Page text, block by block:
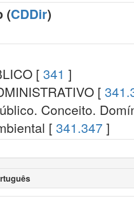
(CDDir)
[ 341 ]
[
Conceito.
[ 341.347 ]